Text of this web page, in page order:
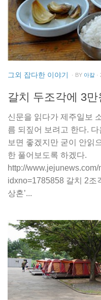
그외 잡다한 이야기 · BY 아칼 ·
갈치 두조각에 3
신문을 읽다가 제주일보
름 되짚어 보려고 한다.
보면 좋겠지만 굳이 안읽
한 풀어보도록 하겠다.
http://
idxno=1785858 갈치 2조
상혼’...